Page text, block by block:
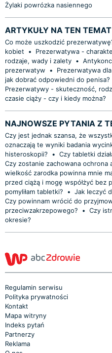
Żylaki powrózka nasiennego
ARTYKUŁY NA TEN TEMAT
Co może uszkodzić
kobiet
•
Prezerwatywa -
rodzaje, wady i zalety •
prezerwatyw
• Prezerwatywa
jak dobrać odpowiedni do penisa?
Prezerwatywy - skuteczność,
czasie ciąży - czy i kiedy można?
NAJNOWSZE PYTANIA Z
Czy jest jednak szansa, że
oznaczają te wyniki badania
histeroskopii?
• Czy tabletki
Czy zostanie zachowana ochrona
wielkość zarodka powinna mnie
przed ciążą i mogę współżyć bez
pomyliłam tabletki?
• Jak leczyć
Czy powinnam wrócić do
przeciwzakrzepowego?
• Czy
okresie?
Regulamin serwisu
Polityka prywatności
Kontakt
Mapa witryny
Indeks pytań
Partnerzy
Reklama